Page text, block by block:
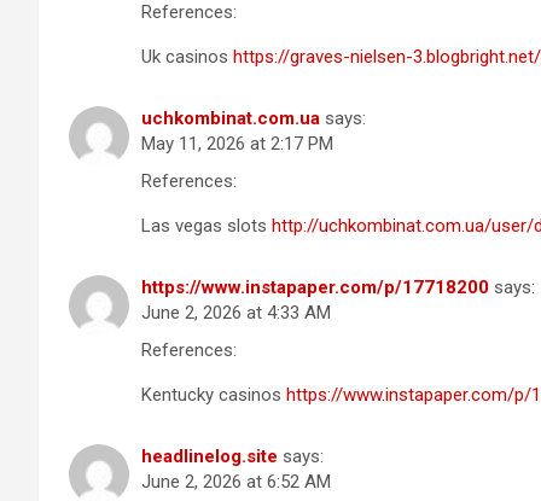
References:
Uk casinos https://graves-nielsen-
uchkombinat.com.ua says:
May 11, 2026 at 2:17 PM
References:
Las vegas slots http://uchkombinat.com.ua/user/
https://www.instapaper.com/p/17718200 says:
June 2, 2026 at 4:33 AM
References:
Kentucky casinos https://www.instapaper.com/p/
headlinelog.site says:
June 2, 2026 at 6:52 AM